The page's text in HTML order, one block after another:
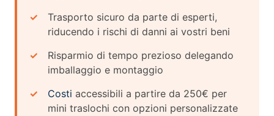
Trasporto sicuro da parte di esperti,
riducendo i rischi di danni ai vostri beni
Risparmio di tempo prezioso delegando
imballaggio e montaggio
Costi accessibili a partire da 250€ per
mini traslochi con opzioni personalizzate